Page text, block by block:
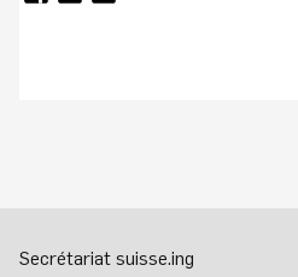
Secrétariat suisse.ing